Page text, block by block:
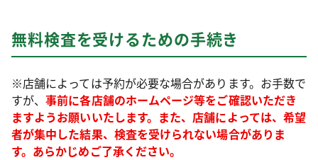
無料検査を受けるための手続き
※店舗によっては予約が必要な場合があります。お手数で
すが、事前に各店舗のホームページ等をご確認いただき
ますようお願いいたします。また、店舗によっては、希望
者が集中した結果、検査を受けられない場合がありま
す。あらかじめご了承ください。